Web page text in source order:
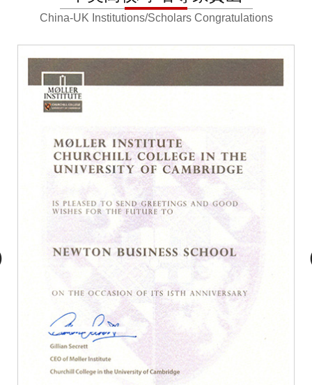
China-UK Institutions/Scholars Congratulations